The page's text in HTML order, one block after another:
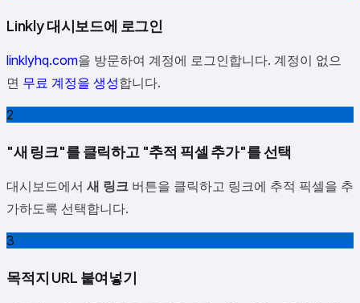
Linkly 대시보드에 로그인
linklyhq.com을 방문하여 계정에 로그인합니다. 계정이 없으
면 무료 계정을 생성합니다.
2
"새 링크"를 클릭하고 "추적 픽셀 추가"를 선택
대시보드에서 새 링크 버튼을 클릭하고 링크에 추적 픽셀을 추
가하도록 선택합니다.
3
목적지 URL 붙여넣기